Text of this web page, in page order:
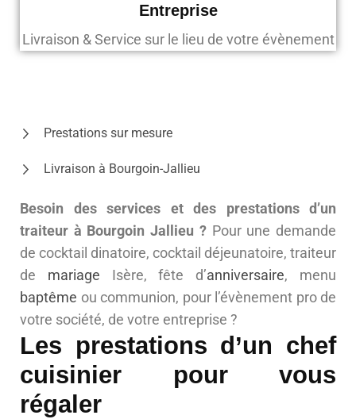
Entreprise
Livraison & Service sur le lieu de votre évènement
Prestations sur mesure
Livraison à Bourgoin-Jallieu
Besoin des services et des prestations d’un
traiteur à Bourgoin Jallieu ?Pour une demande
de cocktail dinatoire, cocktail déjeunatoire, traiteur
de mariage Isère, fête d’anniversaire, menu
baptême ou communion, pour l’évènement pro de
votre société, de votre entreprise ?
Les prestations d’un chef
cuisinier pour vous
régaler